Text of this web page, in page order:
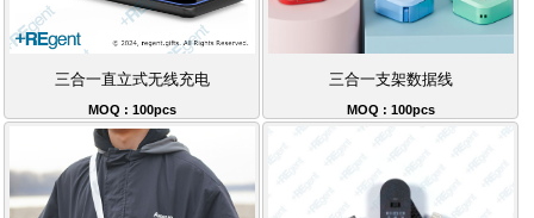
三合一直立式无线充电
MOQ : 100pcs
三合一支架数据线
MOQ : 100pcs